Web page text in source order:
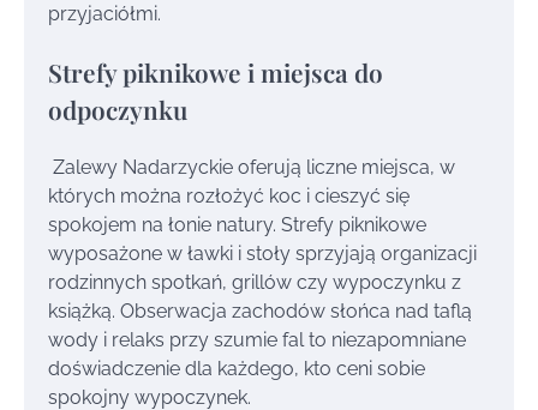
przyjaciółmi.
Strefy piknikowe i miejsca do
odpoczynku
Zalewy Nadarzyckie oferują liczne miejsca, w
których można rozłożyć koc i cieszyć się
spokojem na łonie natury. Strefy piknikowe
wyposażone w ławki i stoły sprzyjają organizacji
rodzinnych spotkań, grillów czy wypoczynku z
książką. Obserwacja zachodów słońca nad taflą
wody i relaks przy szumie fal to niezapomniane
doświadczenie dla każdego, kto ceni sobie
spokojny wypoczynek.